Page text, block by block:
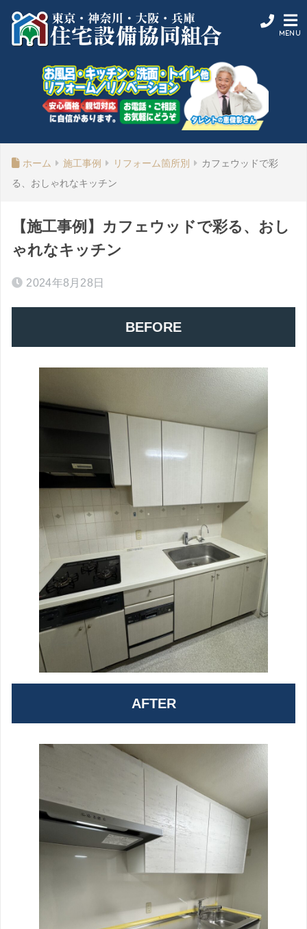
ホーム 施工事例 リフォーム箇所別
カフェウッドで彩
る、おしゃれなキッチン
【施工事例】カフェウッドで彩る、おし
ゃれなキッチン
2024年8月28日
BEFORE
AFTER